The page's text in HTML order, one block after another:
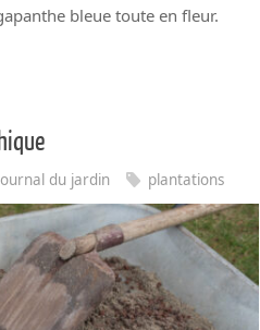
bleue toute en fleur.
du jardin plantations